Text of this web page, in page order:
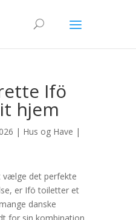
Ifö
hjem
| Hus og Have |
vælge det perfekte
er Ifö toiletter et
danske